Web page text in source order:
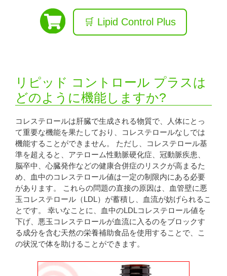
🛒 Lipid Control Plus
リピッド コントロール プラスは
どのように機能しますか?
コレステロールは肝臓で生成される物質で、人体にとっ
て重要な機能を果たしており、コレステロールなしでは
機能することができません。 ただし、コレステロール基
準を超えると、アテローム性動脈硬化症、冠動脈疾患、
脳卒中、心臓発作などの健康合併症のリスクが高まるた
め、血中のコレステロール値は一定の制限内にある必要
があります。 これらの問題の直接の原因は、血管壁に悪
玉コレステロール（LDL）が蓄積し、血流が妨げられるこ
とです。 幸いなことに、血中のLDLコレステロール値を
下げ、悪玉コレステロールが血流に入るのをブロックす
る成分を含む天然の栄養補助食品を使用することで、こ
の状況で体を助けることができます。